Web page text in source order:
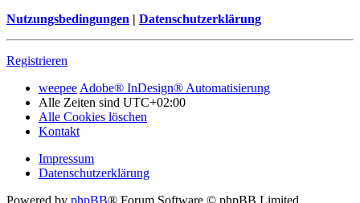
Nutzungsbedingungen | Datenschutzerklärung
Registrieren
weepee Adobe® InDesign® Automatisierung
Alle Zeiten sind UTC+02:00
Alle Cookies löschen
Kontakt
Impressum
Datenschutzerklärung